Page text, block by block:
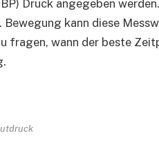
Druck angegeben
kann diese
fragen, wann der beste